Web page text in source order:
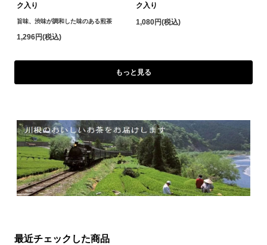
ク入り
旨味、渋味が調和した味のある煎茶
1,296円(税込)
ク入り
1,080円(税込)
もっと見る
最近チェックした商品